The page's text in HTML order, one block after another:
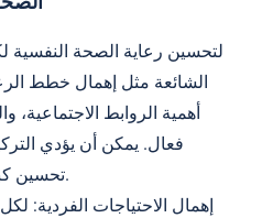
لتحسين رعاية الصحة النفسية
الشائعة مثل إهمال خطط
أهمية الروابط
فعال. يمكن أن يؤدي
تحسين كبير في الرفاهية العاطفية.